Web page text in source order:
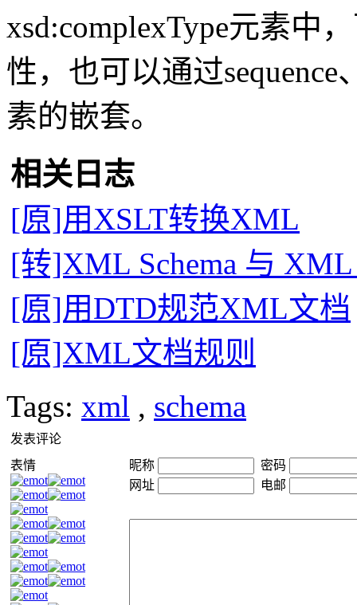
xsd:complexType元素中
性，也可以通过
素的嵌套。
相关日志
[原]用XSLT转换XML
[转]XML Schema 与
[原]用DTD规范XML文档
[原]XML文档规则
Tags: xml , schema
发表评论
表情
昵称
密码
网址
电邮